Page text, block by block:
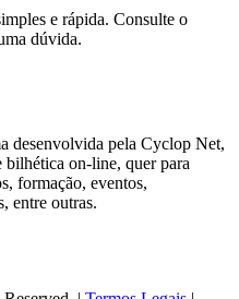
e rápida. Consulte o
dúvida.
desenvolvida pela Cyclop Net,
bilhética on-line, quer para
formação, eventos,
entre outras.